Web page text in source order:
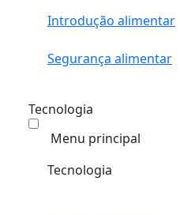
Introdução alimentar
Segurança alimentar
Tecnologia
Menu principal
Tecnologia